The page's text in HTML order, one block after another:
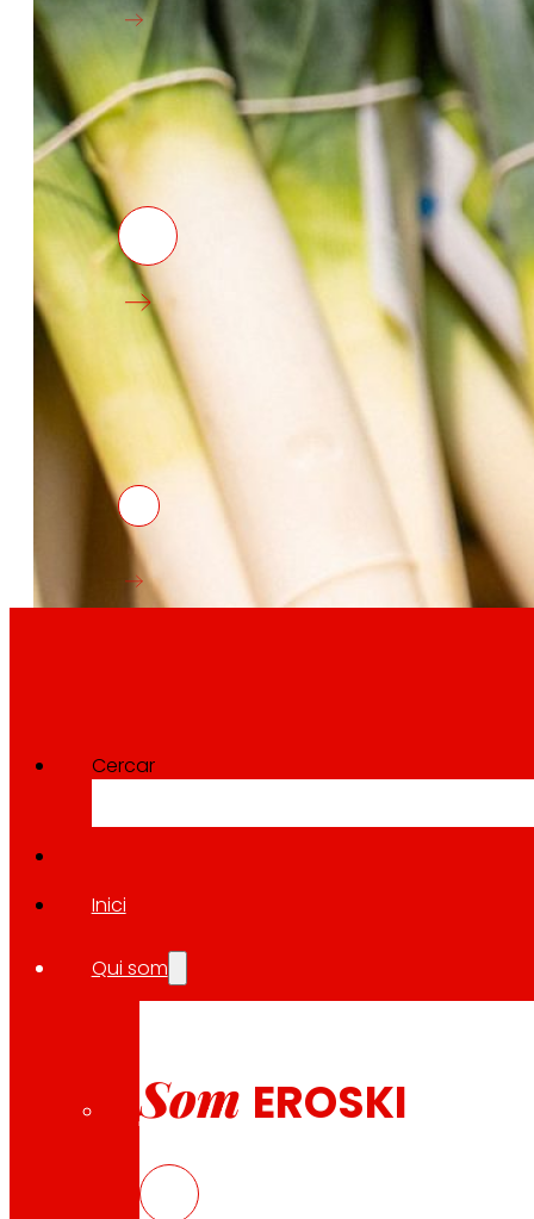
Innovació
Latecnologiaque
Projectes d'innovació
La l+D+i impulsa la nostra transformació,
compra, reforçant la sostenibilitat i enfortint la
Cercar
Inici
Qui som
Som EROSKI